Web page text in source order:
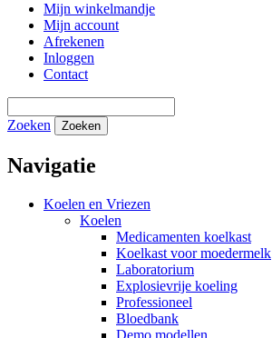
Mijn winkelmandje
Mijn account
Afrekenen
Inloggen
Contact
Zoeken Zoeken
Navigatie
Koelen en Vriezen
Koelen
Medicamenten koelkast
Koelkast voor moedermelk
Laboratorium
Explosievrije koeling
Professioneel
Bloedbank
Demo modellen